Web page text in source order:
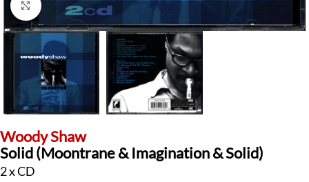
Klick zum Vergrößern
Woody Shaw
Solid (Moontrane & Imagination & Solid)
2 x CD